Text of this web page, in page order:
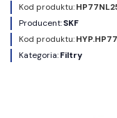
Kod produktu:
Producent:SKF
Kod produktu:
Kategoria:Filtry